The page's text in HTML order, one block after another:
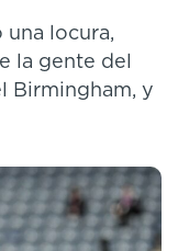
una locura,
la gente del
Birmingham, y